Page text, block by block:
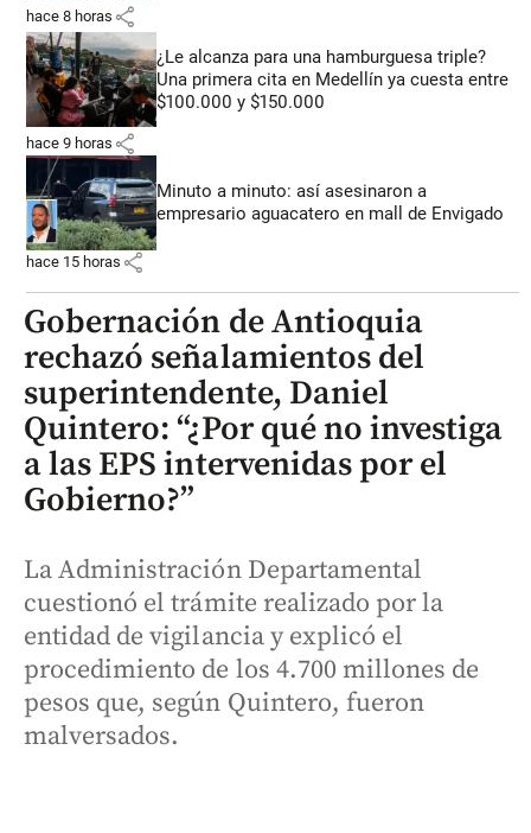
hace 8 horas share
¿Le alcanza para una hamburguesa triple?
Una primera cita en Medellín ya cuesta entre
$100.000 y $150.000
hace 9 horas share
Minuto a minuto: así asesinaron a
empresario aguacatero en mall de Envigado
hace 15 horas share
Gobernación de Antioquia
rechazó señalamientos del
superintendente, Daniel
Quintero: “¿Por qué no investiga
a las EPS intervenidas por el
Gobierno?”
La Administración Departamental
cuestionó el trámite realizado por la
entidad de vigilancia y explicó el
procedimiento de los 4.700 millones de
pesos que, según Quintero, fueron
malversados.